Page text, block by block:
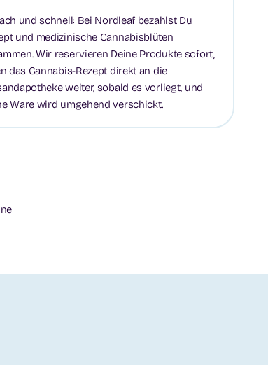
und schnell: Bei Nordleaf bezahlst Du
und medizinische Cannabisblüten
Wir reservieren Deine Produkte sofort,
das Cannabis-Rezept direkt an die
weiter, sobald es vorliegt, und
Ware wird umgehend verschickt.